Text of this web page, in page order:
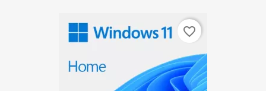
favorite_border